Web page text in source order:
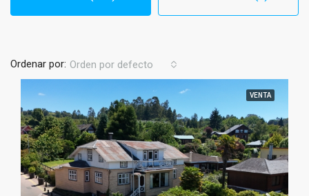
Ordenar por: Orden por defecto
VENTA